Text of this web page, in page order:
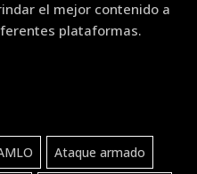
el mejor contenido a
plataformas.
Ataque armado